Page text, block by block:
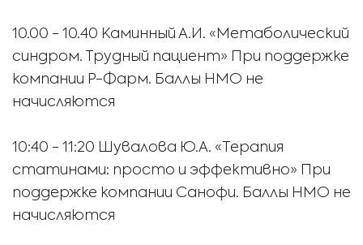
10.00 - 10.40 Каминный А.И. «Метаболический
синдром. Трудный пациент» При поддержке
компании Р-Фарм. Баллы НМО не
начисляются
10:40 - 11:20 Шувалова Ю.А. «Терапия
статинами: просто и эффективно» При
поддержке компании Санофи. Баллы НМО не
начисляются